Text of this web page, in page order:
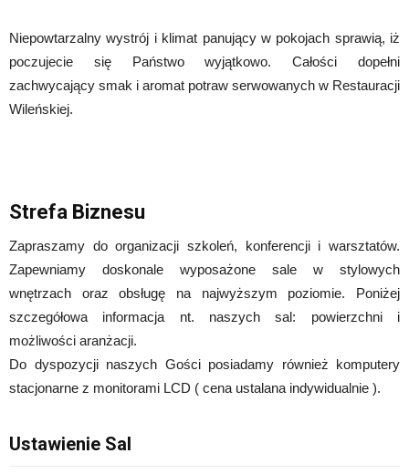
Niepowtarzalny wystrój i klimat panujący w pokojach sprawią, iż
poczujecie się Państwo wyjątkowo. Całości dopełni
zachwycający smak i aromat potraw serwowanych w Restauracji
Wileńskiej.
Strefa Biznesu
Zapraszamy do organizacji szkoleń, konferencji i warsztatów.
Zapewniamy doskonale wyposażone sale w stylowych
wnętrzach oraz obsługę na najwyższym poziomie. Poniżej
szczegółowa informacja nt. naszych sal: powierzchni i
możliwości aranżacji.
Do dyspozycji naszych Gości posiadamy również komputery
stacjonarne z monitorami LCD ( cena ustalana indywidualnie ).
Ustawienie Sal